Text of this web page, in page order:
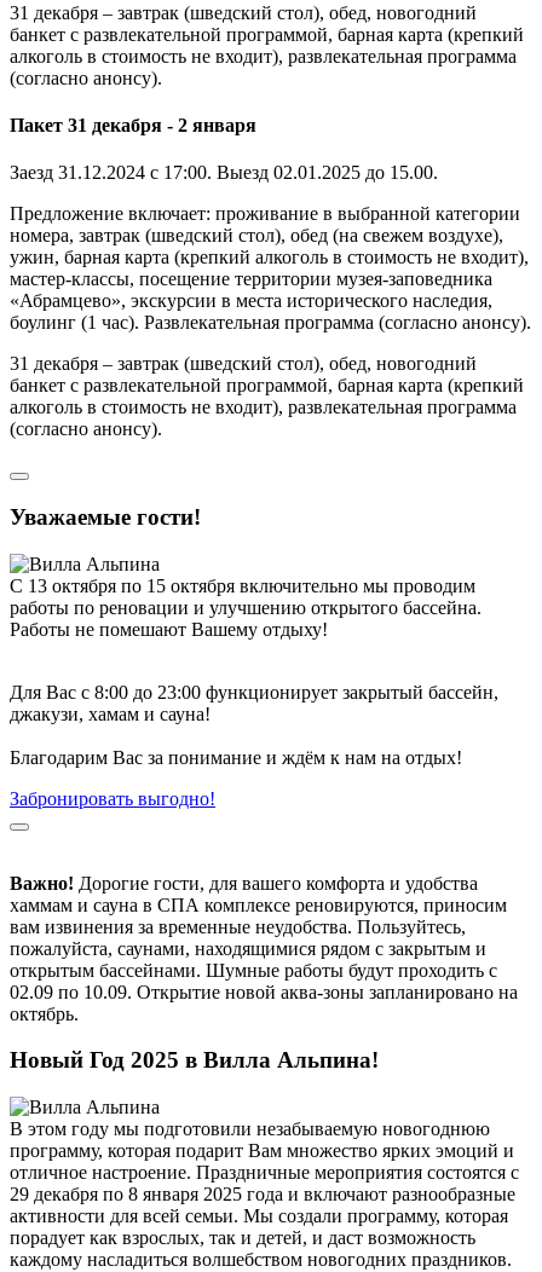
31 декабря – завтрак (шведский стол), обед, новогодний
банкет с развлекательной программой, барная карта (крепкий
алкоголь в стоимость не входит), развлекательная программа
(согласно анонсу).
Пакет 31 декабря - 2 января
Заезд 31.12.2024 с 17:00. Выезд 02.01.2025 до 15.00.
Предложение включает: проживание в выбранной категории
номера, завтрак (шведский стол), обед (на свежем воздухе),
ужин, барная карта (крепкий алкоголь в стоимость не входит),
мастер-классы, посещение территории музея-заповедника
«Абрамцево», экскурсии в места исторического наследия,
боулинг (1 час). Развлекательная программа (согласно анонсу).
31 декабря – завтрак (шведский стол), обед, новогодний
банкет с развлекательной программой, барная карта (крепкий
алкоголь в стоимость не входит), развлекательная программа
(согласно анонсу).
Уважаемые гости!
С 13 октября по 15 октября включительно мы проводим
работы по реновации и улучшению открытого бассейна.
Работы не помешают Вашему отдыху!
Для Вас с 8:00 до 23:00 функционирует закрытый бассейн,
джакузи, хамам и сауна!
Благодарим Вас за понимание и ждём к нам на отдых!
Забронировать выгодно!
Важно! Дорогие гости, для вашего комфорта и удобства
хаммам и сауна в СПА комплексе реновируются, приносим
вам извинения за временные неудобства. Пользуйтесь,
пожалуйста, саунами, находящимися рядом с закрытым и
открытым бассейнами. Шумные работы будут проходить с
02.09 по 10.09. Открытие новой аква-зоны запланировано на
октябрь.
Новый Год 2025 в Вилла Альпина!
В этом году мы подготовили незабываемую новогоднюю
программу, которая подарит Вам множество ярких эмоций и
отличное настроение. Праздничные мероприятия состоятся с
29 декабря по 8 января 2025 года и включают разнообразные
активности для всей семьи. Мы создали программу, которая
порадует как взрослых, так и детей, и даст возможность
каждому насладиться волшебством новогодних праздников.